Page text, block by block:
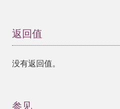
返回值
没有返回值。
参见